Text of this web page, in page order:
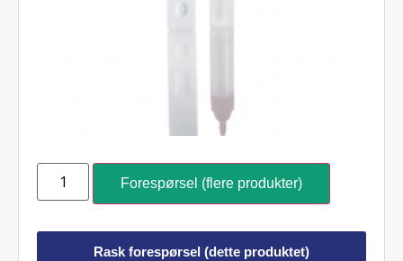
Forespørsel (flere produkter)
Rask forespørsel (dette produktet)